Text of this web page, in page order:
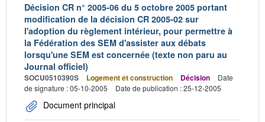
Décision CR n° 2005-06 du 5 octobre 2005 portant
modification de la décision CR 2005-02 sur
l'adoption du règlement intérieur, pour permettre à
la Fédération des SEM d'assister aux débats
lorsqu'une SEM est concernée (texte non paru au
Journal officiel)
SOCU0510390S Logement et construction Décision
Date
de signature : 05-10-2005
Date de publication : 25-12-2005
Document principal